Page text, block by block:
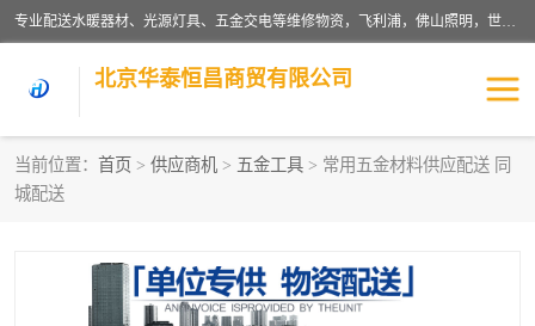
专业配送水暖器材、光源灯具、五金交电等维修物资，飞利浦，佛山照明，世达，博世，九牧，特陶等各产品涉及国内外知名品牌。公司专注与物业、学校、酒店、工厂等单位合作，提供一站式配送服务，降低客户综合成本。依托电子商务改变传统模式，以专业的团队为客户提供24H物资配送到达，货到月结、统一开票，便捷退换等服务，提高了企业的运营效率。
北京华泰恒昌商贸有限公司
当前位置： 首页 > 供应商机 > 五金工具 > 常用五金材料供应配送 同
城配送
水暖阀门
五金工具 涂料辅材